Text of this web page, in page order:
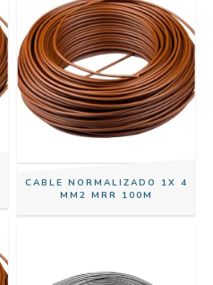
CABLE NORMALIZADO 1X 4
MM2 MRR 100M